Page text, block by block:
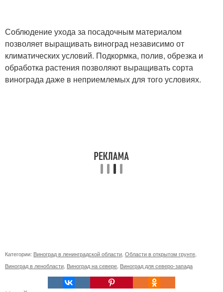
Соблюдение ухода за посадочным материалом
позволяет выращивать виноград независимо от
климатических условий. Подкормка, полив, обрезка и
обработка растения позволяют выращивать сорта
винограда даже в неприемлемых для того условиях.
Категории: Виноград в ленинградской области, Области в открытом грунте,
Виноград в ленобласти, Виноград на севере, Виноград для северо-запада